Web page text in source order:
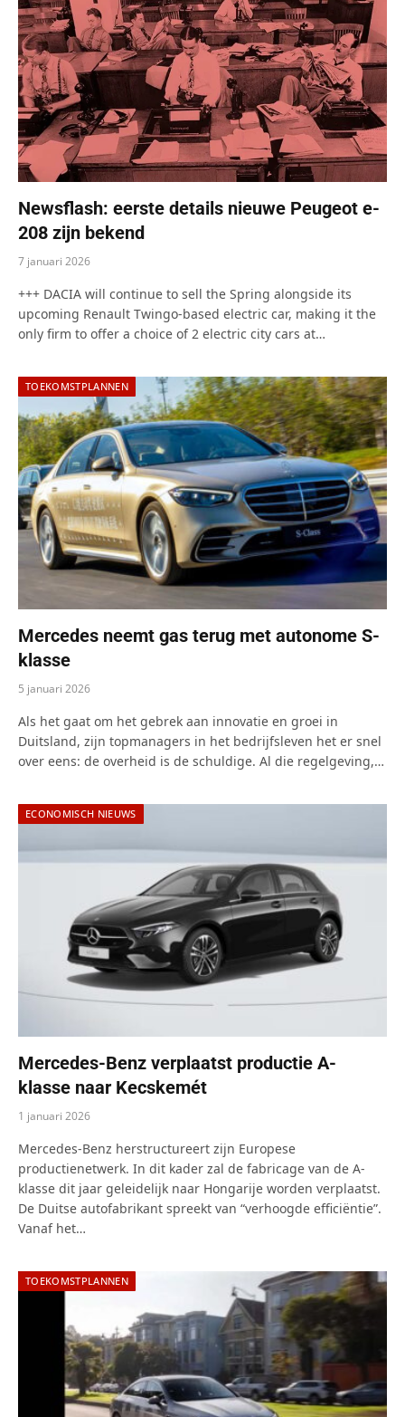
Newsflash: eerste details nieuwe Peugeot e-
208 zijn bekend
7 januari 2026
+++ DACIA will continue to sell the Spring alongside its
upcoming Renault Twingo-based electric car, making it the
only firm to offer a choice of 2 electric city cars at…
TOEKOMSTPLANNEN
Mercedes neemt gas terug met autonome S-
klasse
5 januari 2026
Als het gaat om het gebrek aan innovatie en groei in
Duitsland, zijn topmanagers in het bedrijfsleven het er snel
over eens: de overheid is de schuldige. Al die regelgeving,…
ECONOMISCH NIEUWS
Mercedes-Benz verplaatst productie A-
klasse naar Kecskemét
1 januari 2026
Mercedes-Benz herstructureert zijn Europese
productienetwerk. In dit kader zal de fabricage van de A-
klasse dit jaar geleidelijk naar Hongarije worden verplaatst.
De Duitse autofabrikant spreekt van “verhoogde efficiëntie”.
Vanaf het…
TOEKOMSTPLANNEN